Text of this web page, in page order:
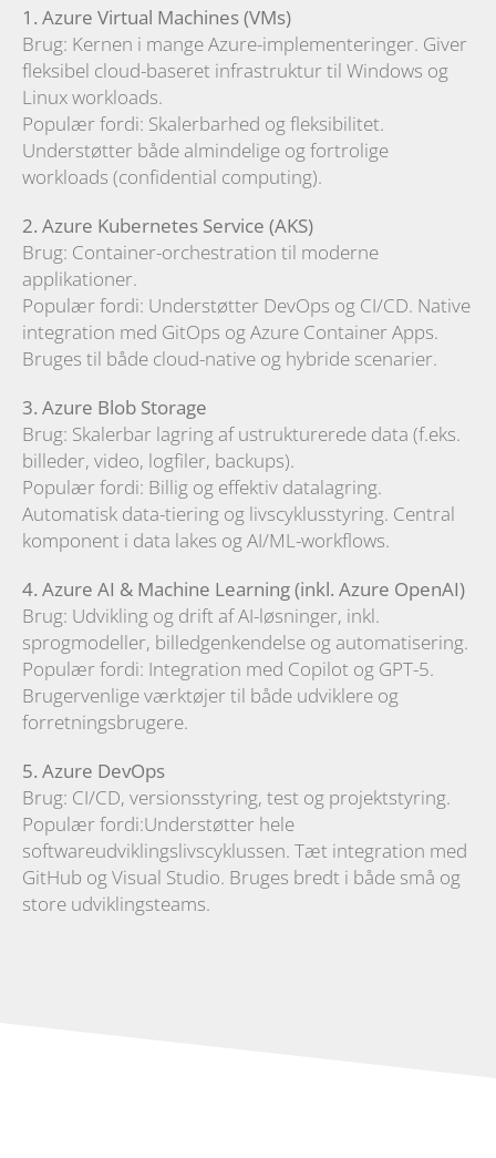
1. Azure Virtual Machines (VMs)
Brug: Kernen i mange Azure-implementeringer. Giver
fleksibel cloud-baseret infrastruktur til Windows og
Linux workloads.
Populær fordi: Skalerbarhed og fleksibilitet.
Understøtter både almindelige og fortrolige
workloads (confidential computing).
2. Azure Kubernetes Service (AKS)
Brug: Container-orchestration til moderne
applikationer.
Populær fordi: Understøtter DevOps og CI/CD. Native
integration med GitOps og Azure Container Apps.
Bruges til både cloud-native og hybride scenarier.
3. Azure Blob Storage
Brug: Skalerbar lagring af ustrukturerede data (f.eks.
billeder, video, logfiler, backups).
Populær fordi: Billig og effektiv datalagring.
Automatisk data-tiering og livscyklusstyring. Central
komponent i data lakes og AI/ML-workflows.
4. Azure AI & Machine Learning (inkl. Azure OpenAI)
Brug: Udvikling og drift af AI-løsninger, inkl.
sprogmodeller, billedgenkendelse og automatisering.
Populær fordi: Integration med Copilot og GPT-5.
Brugervenlige værktøjer til både udviklere og
forretningsbrugere.
5. Azure DevOps
Brug: CI/CD, versionsstyring, test og projektstyring.
Populær fordi:Understøtter hele
softwareudviklingslivscyklussen. Tæt integration med
GitHub og Visual Studio. Bruges bredt i både små og
store udviklingsteams.